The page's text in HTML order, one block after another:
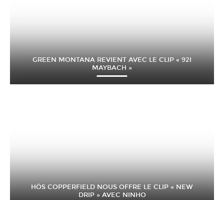
GREEN MONTANA REVIENT AVEC LE CLIP « 92I
MAYBACH »
HÖS COPPERFIELD NOUS OFFRE LE CLIP « NEW
DRIP » AVEC NINHO